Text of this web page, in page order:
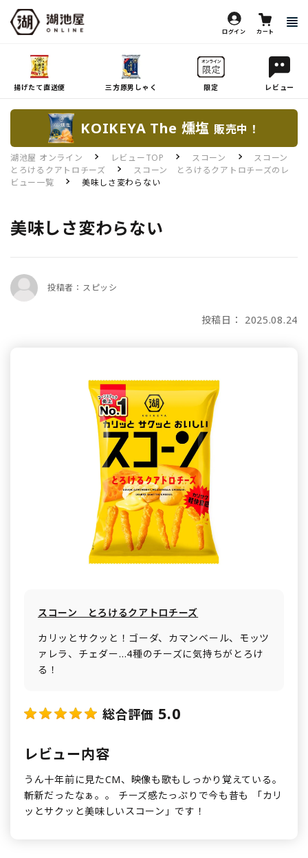
ログイン カート
揚げたて直送便 三方原男しゃく 限定 レビュー
KOIKEYA The 燻塩 販売中！
湖池屋 オンライン レビューTOP スコーン
スコーン
とろけるクアトロチーズ
スコーン とろけるクアトロチーズのレ
ビュー一覧
美味しさ変わらない
美味しさ変わらない
投稿者：スピッシ
投稿日： 2025.08.24
スコーン とろけるクアトロチーズ
カリッとサクッと！ゴーダ、カマンベール、モッツ
ァレラ、チェダー…4種のチーズに気持ちがとろけ
る！
総合評価 5.0
レビュー内容
うん十年前に見たCM、映像も歌もしっかり覚えている。
斬新だったなぁ。。 チーズ感たっぷりで今も昔も 「カリ
ッとサクッと美味しいスコーン」です！